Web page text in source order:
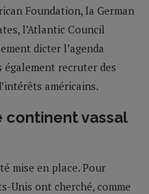
Foundation, la German
l’Atlantic Council
dicter l’agenda
recruter des
américains.
continent vassal
mise en place. Pour
Unis ont cherché, comme